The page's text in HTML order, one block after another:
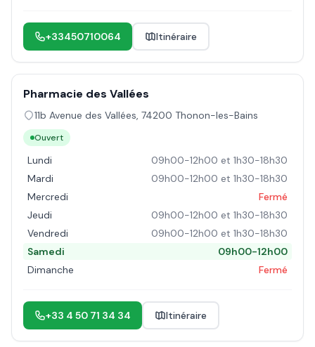
+33450710064 Itinéraire
Pharmacie des Vallées
11b Avenue des Vallées, 74200 Thonon-les-Bains
Ouvert
Lundi
09h00-12h00 et 1h30-18h30
Mardi
09h00-12h00 et 1h30-18h30
Mercredi
Fermé
Jeudi
09h00-12h00 et 1h30-18h30
Vendredi
09h00-12h00 et 1h30-18h30
Samedi
09h00-12h00
Dimanche
Fermé
+33 4 50 71 34 34 Itinéraire